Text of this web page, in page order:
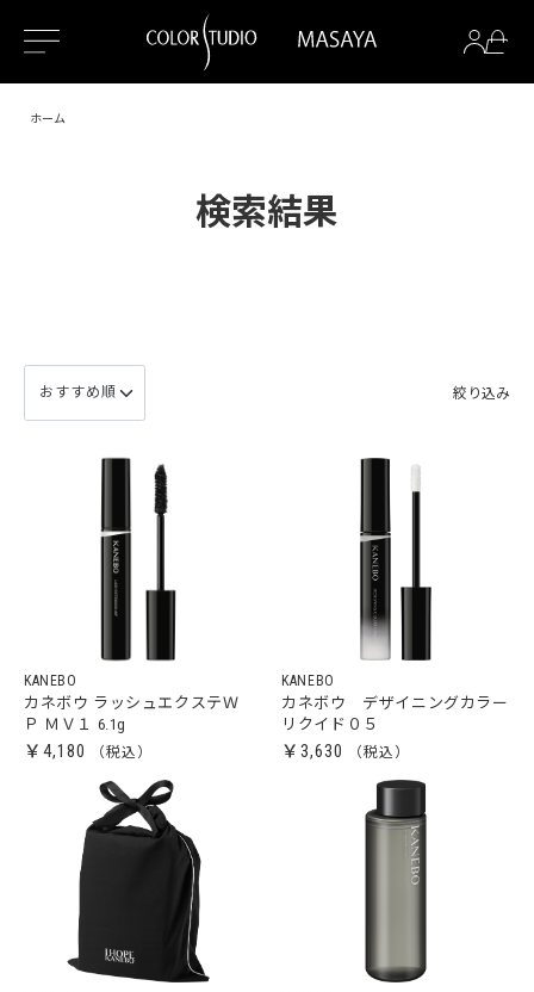
ホーム
検索結果
絞り込み
KANEBO
カネボウ ラッシュエクステＷ
Ｐ ＭＶ１ 6.1g
￥4,180
KANEBO
カネボウ デザイニングカラー
リクイド０５
￥3,630